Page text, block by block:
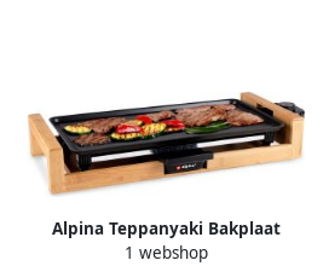
Alpina Teppanyaki Bakplaat
2000W Gourmet Grillplaat XL
1 webshop